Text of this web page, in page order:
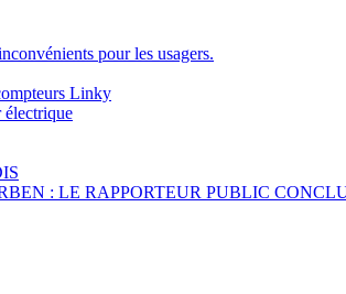
pour les usagers.
Linky
électrique
: LE RAPPORTEUR PUBLIC